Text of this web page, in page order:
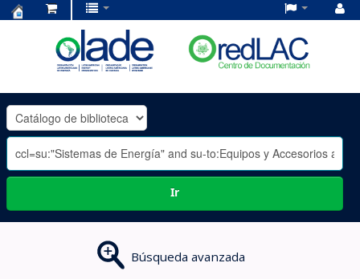
OLADE
-
Ir
Búsqueda avanzada